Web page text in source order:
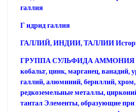
галлия
Г идрид галлия
ГАЛЛИЙ, ИНДИИ, ТАЛЛИИ
ГРУППА СУЛЬФИДА АММОНИЯ
кобальт, цинк, марганец, ванадий,
галлий, алюминий, бериллий,
редкоземельные металлы,
тантал Элементы, образующие при